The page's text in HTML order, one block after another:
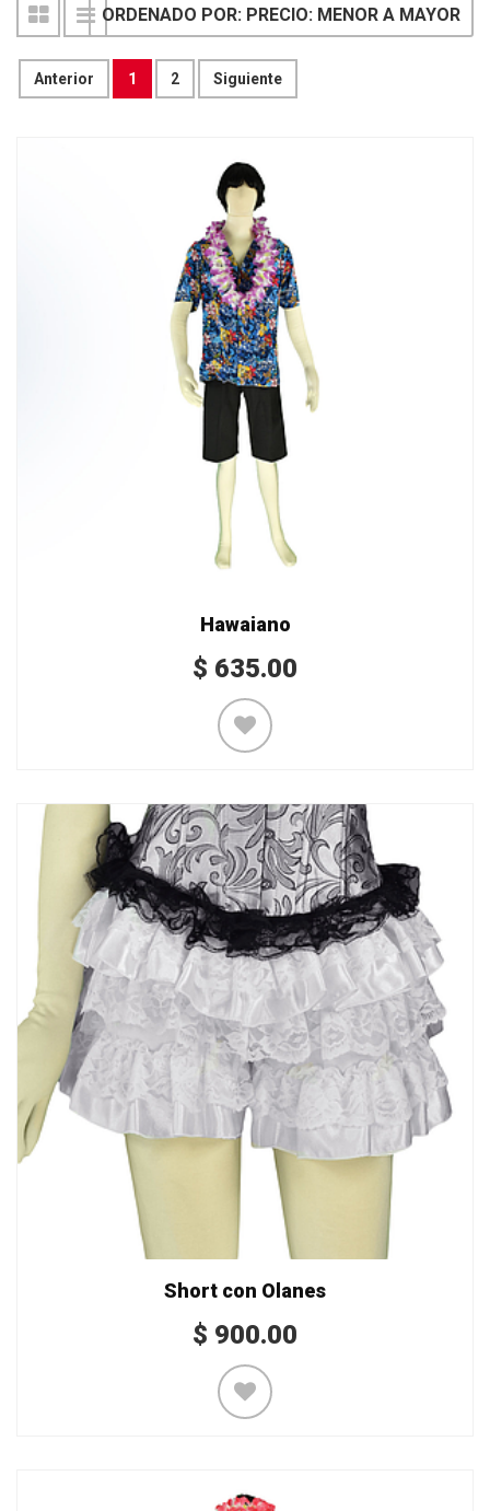
Anterior 1 2 Siguiente
ORDENADO POR: PRECIO: MENOR A MAYOR
Hawaiano
$ 635.00
Short con Olanes
$ 900.00